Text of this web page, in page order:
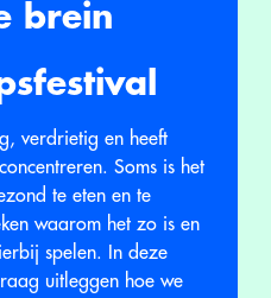
brein
verdrietig en heeft
Soms is het
te eten en te
waarom het zo is en
spelen. In deze
uitleggen hoe we